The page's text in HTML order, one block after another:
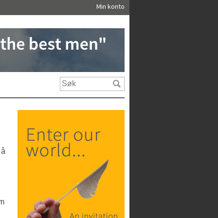
Min konto